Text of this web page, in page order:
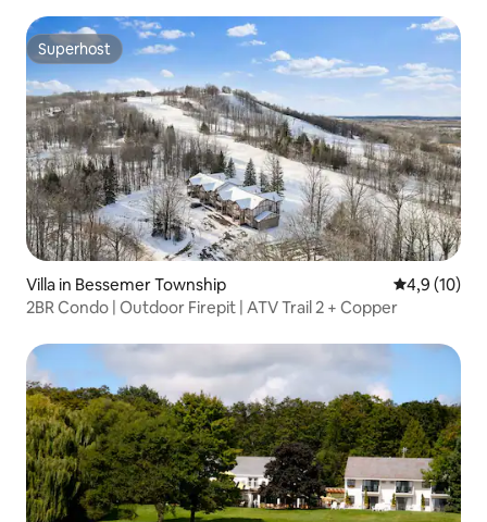
Superhost
Superhost
Villa in Bessemer Township
4,9 (10)
2BR Condo | Outdoor Firepit | ATV Trail 2 + Copper